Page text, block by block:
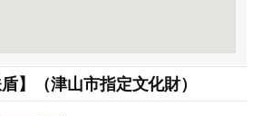
】（津山市指定文化財）